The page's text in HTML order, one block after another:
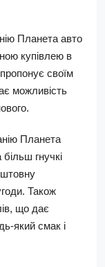
Планета авто
купівлею в
своїм
можливість
Планета
гнучкі
Також
що дає
який смак і